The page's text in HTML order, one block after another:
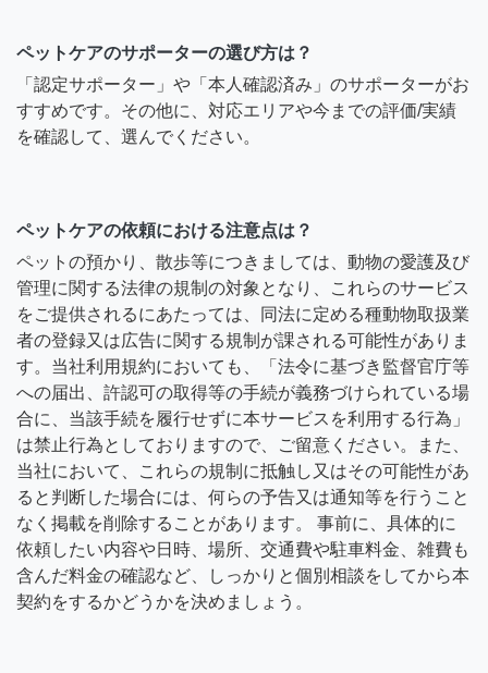
ペットケアのサポーターの選び方は？
「認定サポーター」や「本人確認済み」のサポーターがお
すすめです。その他に、対応エリアや今までの評価/実績
を確認して、選んでください。
ペットケアの依頼における注意点は？
ペットの預かり、散歩等につきましては、動物の愛護及び
管理に関する法律の規制の対象となり、これらのサービス
をご提供されるにあたっては、同法に定める種動物取扱業
者の登録又は広告に関する規制が課される可能性がありま
す。当社利用規約においても、「法令に基づき監督官庁等
への届出、許認可の取得等の手続が義務づけられている場
合に、当該手続を履行せずに本サービスを利用する行為」
は禁止行為としておりますので、ご留意ください。また、
当社において、これらの規制に抵触し又はその可能性があ
ると判断した場合には、何らの予告又は通知等を行うこと
なく掲載を削除することがあります。 事前に、具体的に
依頼したい内容や日時、場所、交通費や駐車料金、雑費も
含んだ料金の確認など、しっかりと個別相談をしてから本
契約をするかどうかを決めましょう。